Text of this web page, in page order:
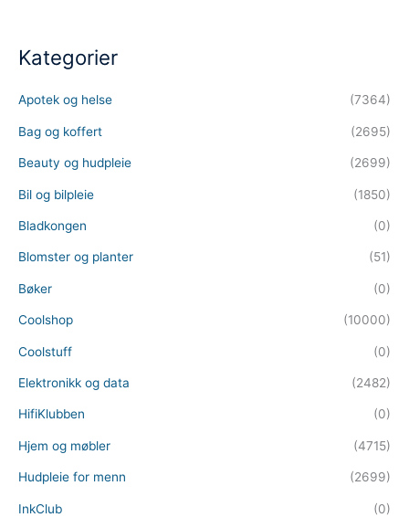
Kategorier
Apotek og helse (7364)
Bag og koffert (2695)
Beauty og hudpleie (2699)
Bil og bilpleie (1850)
Bladkongen (0)
Blomster og planter (51)
Bøker (0)
Coolshop (10000)
Coolstuff (0)
Elektronikk og data (2482)
HifiKlubben (0)
Hjem og møbler (4715)
Hudpleie for menn (2699)
InkClub (0)